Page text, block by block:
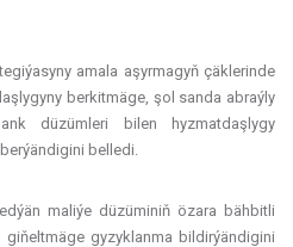
amala aşyrmagyň çäklerinde
berkitmäge, şol sanda abraýly
düzümleri bilen hyzmatdaşlygy
belledi.
maliýe düzüminiň özara bähbitli
gyzyklanma bildirýändigini